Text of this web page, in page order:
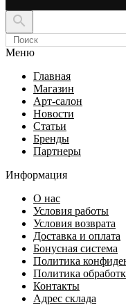

Меню
Главная
Магазин
Арт-салон
Новости
Статьи
Бренды
Партнеры
Информация
О нас
Условия работы
Условия возврата
Доставка и оплата
Бонусная система
Политика
Политика
Контакты
Адрес склада